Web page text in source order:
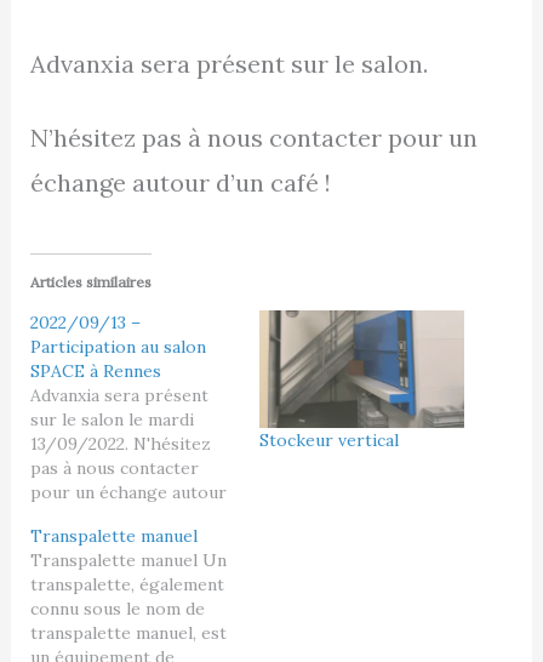
Advanxia sera présent sur le salon.
N’hésitez pas à nous contacter pour un
échange autour d’un café !
Articles similaires
2022/09/13 –
Participation au salon
SPACE à Rennes
Advanxia sera présent
sur le salon le mardi
13/09/2022. N'hésitez
pas à nous contacter
pour un échange autour
Stockeur vertical
Transpalette manuel
Transpalette manuel Un
transpalette, également
connu sous le nom de
transpalette manuel, est
un équipement de